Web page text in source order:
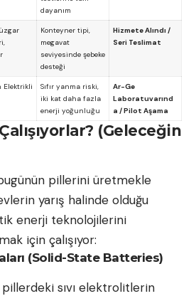
dayanım
Konteyner tipi,
megavat
seviyesinde şebeke
desteği
Hizmete Alındı /
Seri Teslimat
Elektrikli
Sıfır yanma riski,
iki kat daha fazla
enerji yoğunluğu
Ar-Ge
Laboratuvarınd
a / Pilot Aşama
(Geleceğin
pillerini üretmekle
yarış halinde olduğu
enerji teknolojilerini
için çalışıyor:
(Solid-State Batteries)
sıvı elektrolitlerin